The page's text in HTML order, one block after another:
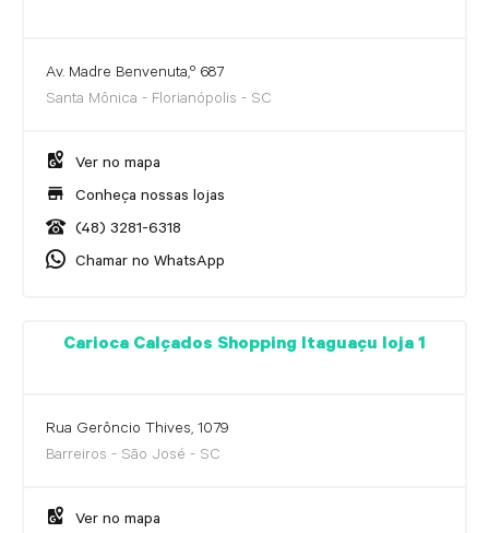
Av. Madre Benvenuta,º 687
Santa Mônica - Florianópolis - SC
Ver no mapa
Conheça nossas lojas
(48) 3281-6318
Chamar no WhatsApp
Carioca Calçados Shopping Itaguaçu loja 1
Rua Gerôncio Thives, 1079
Barreiros - São José - SC
Ver no mapa